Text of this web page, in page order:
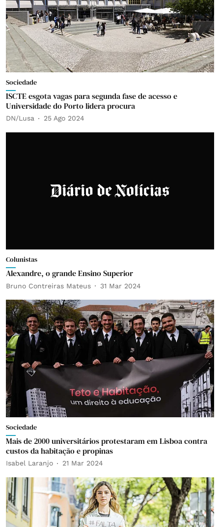
Sociedade
ISCTE esgota vagas para segunda fase de acesso e
Universidade do Porto lidera procura
DN/Lusa 25 Ago 2024
Colunistas
Alexandre, o grande Ensino Superior
Bruno Contreiras Mateus 31 Mar 2024
Sociedade
Mais de 2000 universitários protestaram em Lisboa contra
custos da habitação e propinas
Isabel Laranjo 21 Mar 2024